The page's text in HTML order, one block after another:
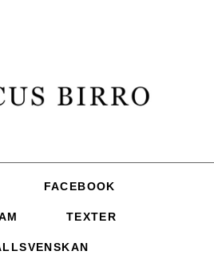
FACEBOOK
TEXTER